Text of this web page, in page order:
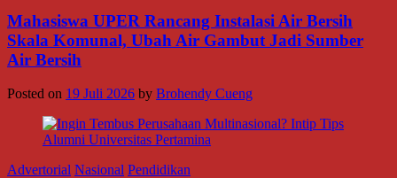
Mahasiswa UPER Rancang Instalasi Air Bersih
Skala Komunal, Ubah Air Gambut Jadi Sumber
Air Bersih
Posted on 19 Juli 2026 by Brohendy Cueng
Advertorial Nasional Pendidikan